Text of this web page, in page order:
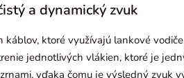
a dynamický zvuk
ktoré využívajú lankové
jednotlivých vlákien, ktoré je
vďaka čomu je výsledný zvuk